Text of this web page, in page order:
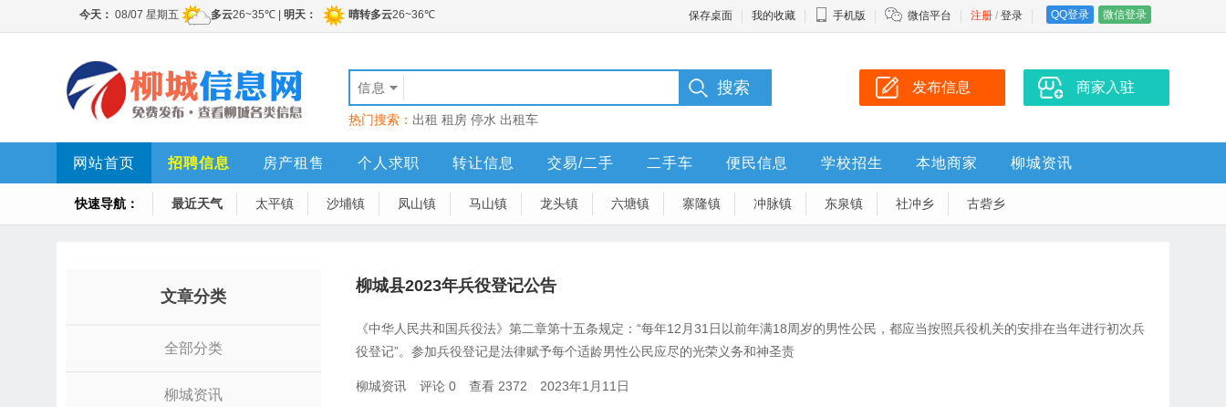
保存桌面 我的收藏 手机版 微信平台 注册 / 登录 QQ登录 微信登录
信息
热门搜索： 出租 租房 停水 出租车
发布信息 商家入驻
网站首页 招聘信息 房产租售 个人求职 转让信息 交易/二手 二手车 便民信息 学校招生 本地商家 柳城资讯
快速导航： 最近天气 太平镇 沙埔镇 凤山镇 马山镇 龙头镇 六塘镇 寨隆镇 冲脉镇 东泉镇 社冲乡 古砦乡
文章分类
全部分类
柳城资讯
柳城县2023年兵役登记公告
《中华人民共和国兵役法》第二章第十五条规定：“每年12月31日以前年满18周岁的男性公民，都应当按照兵役机关的安排在当年进行初次兵
役登记”。参加兵役登记是法律赋予每个适龄男性公民应尽的光荣义务和神圣责
柳城资讯 评论 0 查看 2372 2023年1月11日